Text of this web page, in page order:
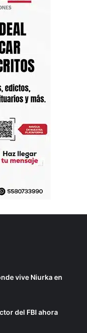
vive Niurka en
del FBI ahora